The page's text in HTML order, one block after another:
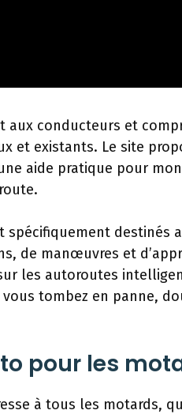
aux conducteurs et
et existants. Le site
aide pratique pour
destinés
de manœuvres et
les autoroutes
vous tombez en panne,
pour les
à tous les motards,